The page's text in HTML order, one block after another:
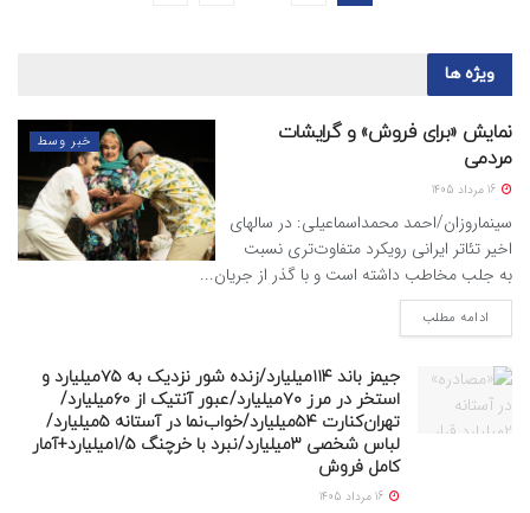
ویژه ها
خبر وسط
نمایش «برای فروش» و گرایشات
مردمی
سینماروزان/احمد محمداسماعیلی: در سالهای
اخیر تئاتر ایرانی رویکرد متفاوت‌تری نسبت
به جلب مخاطب داشته است و با گذر از جریان...
ادامه مطلب
جیمز باند ۱۱۴میلیارد/زنده شور نزدیک به ۷۵میلیارد و
استخر در مرز ۷۰میلیارد/عبور آنتیک از ۶۰میلیارد/
تهران‌کنارت ۵۴میلیارد/خواب‌نما در آستانه ۵میلیارد/
لباس شخصی ۳میلیارد/نبرد با خرچنگ ۱/۵میلیارد+آمار
کامل فروش